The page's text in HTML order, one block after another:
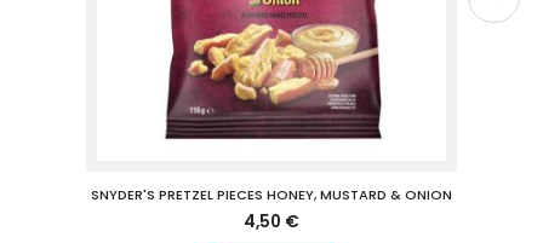
SNYDER'S PRETZEL PIECES HONEY, MUSTARD & ONION
4,50 €